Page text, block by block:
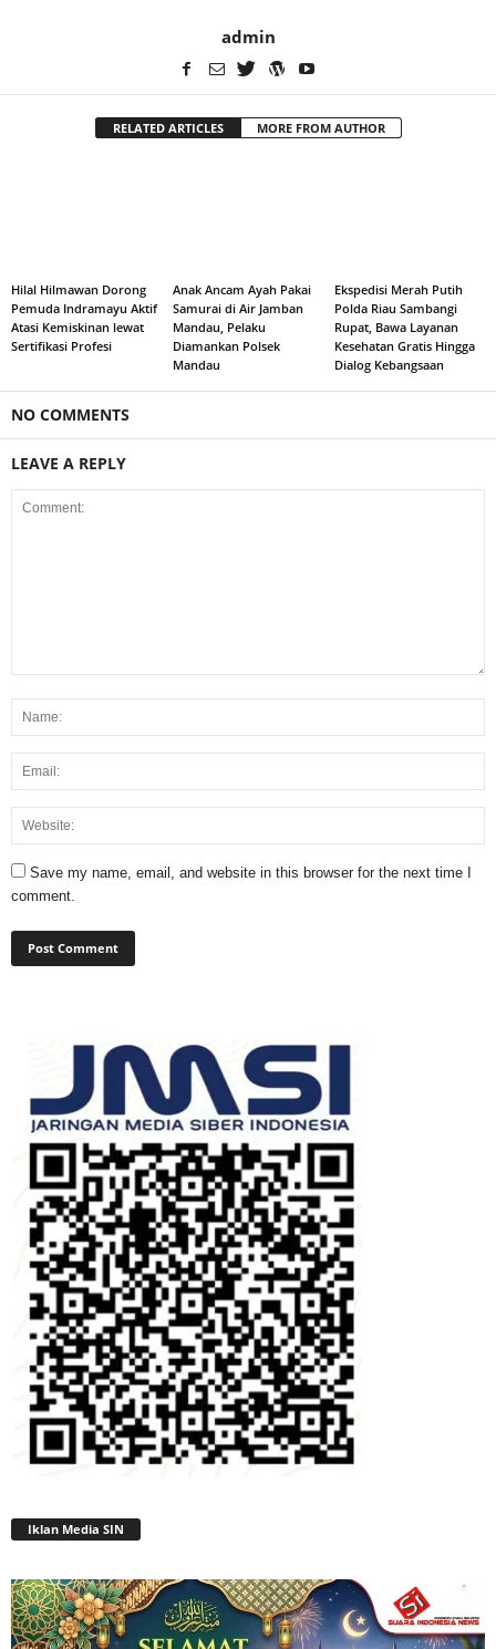
admin
RELATED ARTICLES MORE FROM AUTHOR
Hilal Hilmawan Dorong
Pemuda Indramayu Aktif
Atasi Kemiskinan lewat
Sertifikasi Profesi
Anak Ancam Ayah Pakai
Samurai di Air Jamban
Mandau, Pelaku
Diamankan Polsek
Mandau
Ekspedisi Merah Putih
Polda Riau Sambangi
Rupat, Bawa Layanan
Kesehatan Gratis Hingga
Dialog Kebangsaan
NO COMMENTS
LEAVE A REPLY
Save my name, email, and website in this browser for the next time I
comment.
Iklan Media SIN